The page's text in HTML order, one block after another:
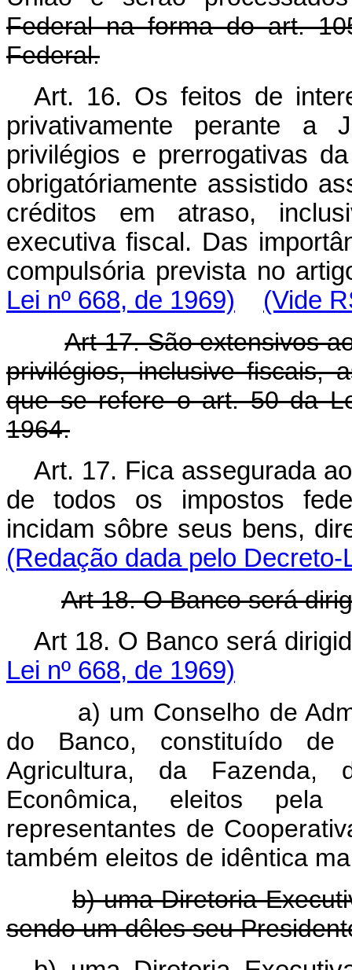
Federal na forma do art.
Federal.
Art. 16. Os feitos de
privativamente perante a
privilégios e prerrogativas
obrigatóriamente assistido
créditos em atraso,
executiva fiscal. Das
compulsória prevista no
Lei nº 668, de 1969)
(Vide
Art 17. São extensivos
privilégios, inclusive fiscais,
que se refere o art. 50 da
1964.
Art. 17. Fica assegurada
de todos os impostos
incidam sôbre seus bens,
(Redação dada pelo Decreto-
Art 18. O Banco será
Art 18. O Banco será
Lei nº 668, de 1969)
a) um Conselho de
do Banco, constituído de
Agricultura, da Fazenda,
Econômica, eleitos
representantes de
também eleitos de idêntica
b) uma Diretoria
sendo um dêles seu